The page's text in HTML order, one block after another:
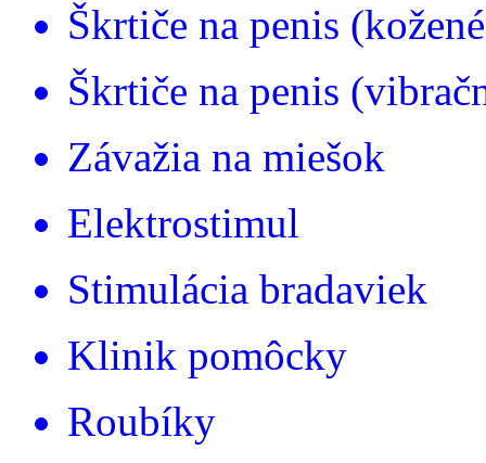
Škrtiče na penis
Škrtiče na penis
Závažia na miešok
Elektrostimul
Stimulácia bradaviek
Klinik pomôcky
Roubíky